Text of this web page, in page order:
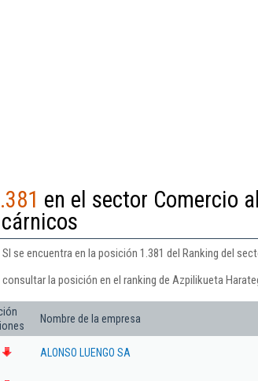
en el sector Comercio
se encuentra en la posición 1.381 del Ranking del
la posición en el ranking de Azpilikueta
Nombre de la empresa
ALONSO LUENGO SA